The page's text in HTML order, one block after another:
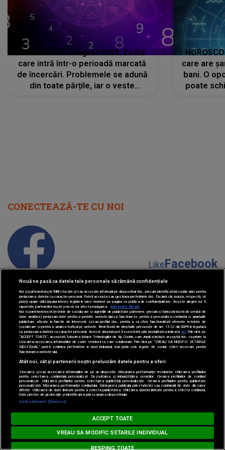
HOROSCOP 7 august 2026. Zodia
care intră într-o perioadă marcată
de încercări. Problemele se adună
din toate părțile, iar o veste
care are
bani. O
poate
CONECTEAZĂ-TE CU NOI
LikeFacebook
FollowInstagram
Loading... MUSIC NON STOP
ZAYN feat. SIA - Dusk Till Dawn
Nouă ne pasă ca datele tale personale să rămână confidențiale
Noi și partenerii noștri589stocăm și/sau accesăm informații pe dispozitivul dvs., precum identificatorii cookie unici pentru
prelucrarea datelor cu caracter personal. Puteți accepta sau gestiona preferințele dvs. făcând clic mai jos, respectiv vă
puteți opune utilizării unui interes legitim în orice moment pe pagina cu politica de confidențialitate. Aceste alegeri vor fi
raportate partenerilor noștri și nu vă vor afecta navigarea.
Mai multe detalii
Noi si partenerii nostri (retelele de socializare si agentiile de publicitate partenere, precum si furnizorii nostri de servicii de
date analitice) prelucram date pentru a permite website-ului sa functioneze, pentru a personaliza continutul si anunturile
publicitare afisate in functie de interesele si/sau profilul dvs., pentru a va oferi functionalitati aferente retelelor de
socializare si pentru a analiza traficul pe website. Beneficiati de drepturile prevazute de art. 15-22 din GDPR in legatura
cu prelucrarea datelor cu caracter personal. Aceste drepturi pot fi exercitate prin modalitatea indicataaici . Prin click pe
“ACCEPT TOATE”, acceptati folosirea tuturor Tehnologiilor de tip Cookie, care implica inclusiv acceptul dvs. cu privire la
stocarea/accesarea informatiilor de catre Vendor-ii cu care colaboram. Prin click pe “VREAU SA MODIFIC SETARILE
INDIVIDUAL” puteti schimba preferintele in mod individual, mai putin cele legate de cookie strict necesare pentru
functionarea website-ului.
Atât noi, cât și partenerii noștri prelucrăm datele pentru a oferi:
Stocarea și/sau accesarea informațiilor de pe un dispozitiv. Măsurarea performanței reclamelor. Utilizarea profilurilor
pentru selectarea conținutului personalizat. Dezvoltarea și îmbunătățirea serviciilor. Crearea profilurilor de conținut
personalizat. Utilizarea profilurilor pentru selectarea publicității personalizate. Crearea profilurilor pentru publicitate
personalizată. Măsurarea performanței conținutului. Înțelegerea publicului prin statistici sau combinații de date din surse
diferite. Utilizarea de date limitate pentru a selecta publicitatea. Utilizarea datelor limitate pentru a selecta conținutul.
Date precise de geolocație și identificarea prin scanarea dispozitivului.
Listă parteneri (furnizori)
ACCEPT TOATE
RESPING TOATE
VREAU SA MODIFIC SETARILE INDIVIDUAL